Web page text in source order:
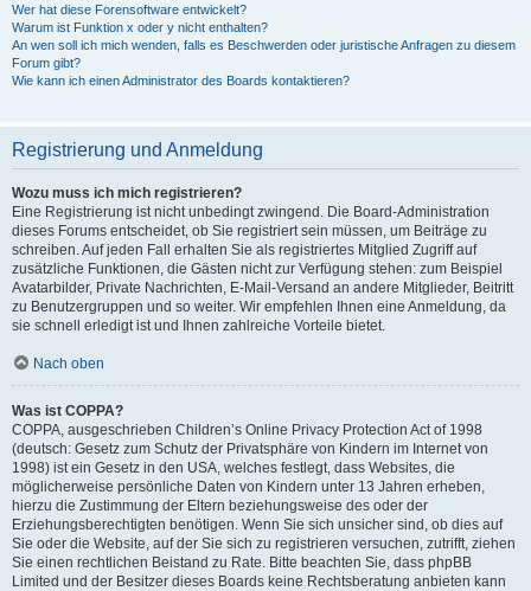
Wer hat diese Forensoftware entwickelt?
Warum ist Funktion x oder y nicht enthalten?
An wen soll ich mich wenden, falls es Beschwerden oder juristische Anfragen zu diesem
Forum gibt?
Wie kann ich einen Administrator des Boards kontaktieren?
Registrierung und Anmeldung
Wozu muss ich mich registrieren?
Eine Registrierung ist nicht unbedingt zwingend. Die Board-Administration
dieses Forums entscheidet, ob Sie registriert sein müssen, um Beiträge zu
schreiben. Auf jeden Fall erhalten Sie als registriertes Mitglied Zugriff auf
zusätzliche Funktionen, die Gästen nicht zur Verfügung stehen: zum Beispiel
Avatarbilder, Private Nachrichten, E-Mail-Versand an andere Mitglieder, Beitritt
zu Benutzergruppen und so weiter. Wir empfehlen Ihnen eine Anmeldung, da
sie schnell erledigt ist und Ihnen zahlreiche Vorteile bietet.
Nach oben
Was ist COPPA?
COPPA, ausgeschrieben Children’s Online Privacy Protection Act of 1998
(deutsch: Gesetz zum Schutz der Privatsphäre von Kindern im Internet von
1998) ist ein Gesetz in den USA, welches festlegt, dass Websites, die
möglicherweise persönliche Daten von Kindern unter 13 Jahren erheben,
hierzu die Zustimmung der Eltern beziehungsweise des oder der
Erziehungsberechtigten benötigen. Wenn Sie sich unsicher sind, ob dies auf
Sie oder die Website, auf der Sie sich zu registrieren versuchen, zutrifft, ziehen
Sie einen rechtlichen Beistand zu Rate. Bitte beachten Sie, dass phpBB
Limited und der Besitzer dieses Boards keine Rechtsberatung anbieten kann